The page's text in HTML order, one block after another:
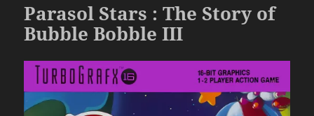
Parasol Stars : The Story of
Bubble Bobble III